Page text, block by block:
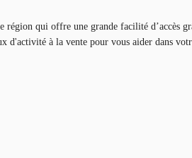
qui offre une grande facilité d’accès
d'activité à la vente pour vous aider dans